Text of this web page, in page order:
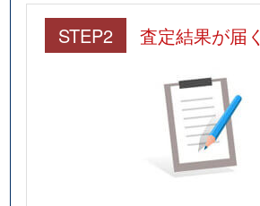
STEP2 査定結果が届く